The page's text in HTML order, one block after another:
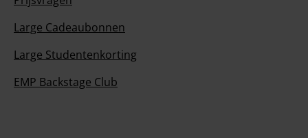
Large Cadeaubonnen
Large Studentenkorting
EMP Backstage Club